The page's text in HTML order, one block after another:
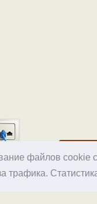
файлов